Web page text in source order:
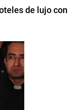
de lujo con